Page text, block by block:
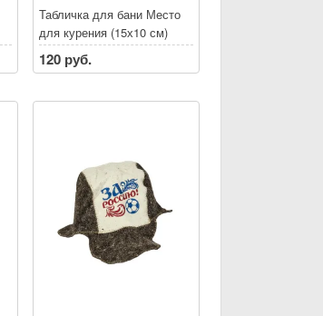
Табличка для бани Место
для курения (15х10 см)
120 руб.